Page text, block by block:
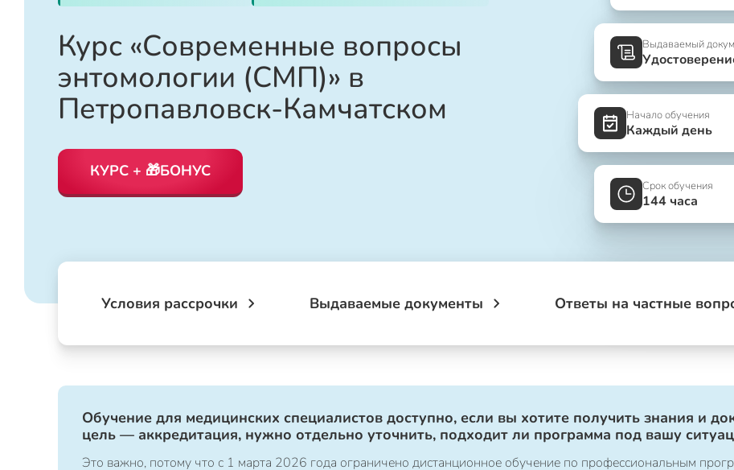
Курс «Современные вопросы
энтомологии (СМП)» в
Петропавловск-Камчатском
КУРС + 🎁БОНУС
Выдаваемый
Начало обучения
Каждый день
Срок обучения
144 часа
Условия рассрочки Выдаваемые документы Ответы на частные
Обучение для медицинских специалистов доступно, если вы хотите получить знания и
цель — аккредитация, нужно отдельно уточнить, подходит ли программа под вашу
Это важно, потому что с 1 марта 2026 года ограничено дистанционное обучение по профессиональным